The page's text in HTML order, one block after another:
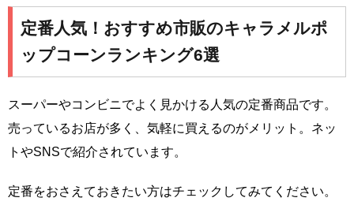
定番人気！おすすめ市販のキャラメルポ
ップコーンランキング6選
スーパーやコンビニでよく見かける人気の定番商品です。
売っているお店が多く、気軽に買えるのがメリット。ネッ
トやSNSで紹介されています。
定番をおさえておきたい方はチェックしてみてください。